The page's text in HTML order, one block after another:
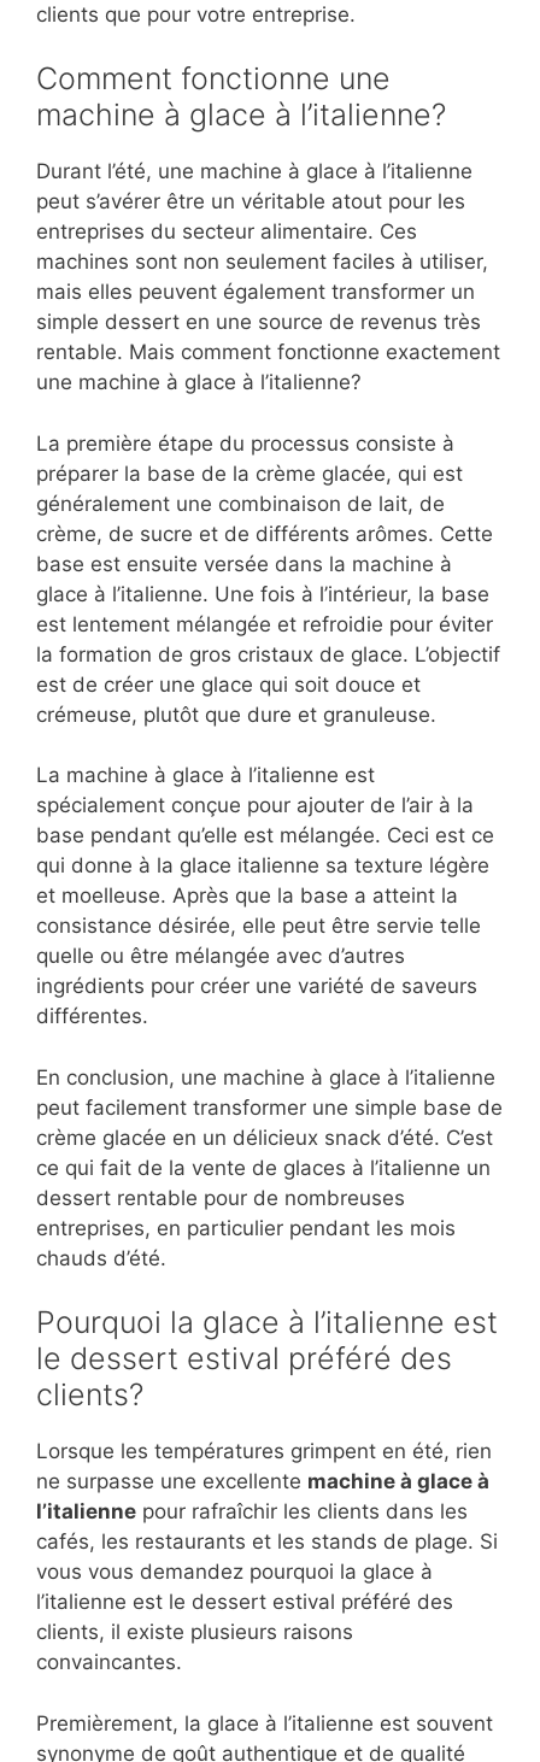
clients que pour votre entreprise.
Comment fonctionne une
machine à glace à l’italienne?
Durant l’été, une machine à glace à l’italienne
peut s’avérer être un véritable atout pour les
entreprises du secteur alimentaire. Ces
machines sont non seulement faciles à utiliser,
mais elles peuvent également transformer un
simple dessert en une source de revenus très
rentable. Mais comment fonctionne exactement
une machine à glace à l’italienne?
La première étape du processus consiste à
préparer la base de la crème glacée, qui est
généralement une combinaison de lait, de
crème, de sucre et de différents arômes. Cette
base est ensuite versée dans la machine à
glace à l’italienne. Une fois à l’intérieur, la base
est lentement mélangée et refroidie pour éviter
la formation de gros cristaux de glace. L’objectif
est de créer une glace qui soit douce et
crémeuse, plutôt que dure et granuleuse.
La machine à glace à l’italienne est
spécialement conçue pour ajouter de l’air à la
base pendant qu’elle est mélangée. Ceci est ce
qui donne à la glace italienne sa texture légère
et moelleuse. Après que la base a atteint la
consistance désirée, elle peut être servie telle
quelle ou être mélangée avec d’autres
ingrédients pour créer une variété de saveurs
différentes.
En conclusion, une machine à glace à l’italienne
peut facilement transformer une simple base de
crème glacée en un délicieux snack d’été. C’est
ce qui fait de la vente de glaces à l’italienne un
dessert rentable pour de nombreuses
entreprises, en particulier pendant les mois
chauds d’été.
Pourquoi la glace à l’italienne est
le dessert estival préféré des
clients?
Lorsque les températures grimpent en été, rien
ne surpasse une excellente machine à glace à
l’italienne pour rafraîchir les clients dans les
cafés, les restaurants et les stands de plage. Si
vous vous demandez pourquoi la glace à
l’italienne est le dessert estival préféré des
clients, il existe plusieurs raisons
convaincantes.
Premièrement, la glace à l’italienne est souvent
synonyme de goût authentique et de qualité